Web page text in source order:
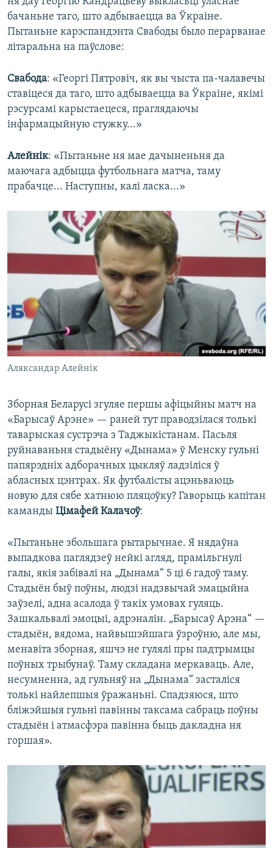
бачаньне таго, што адбываецца ва Ўкраіне.
Пытаньне карэспандэнта Свабоды было перарванае
літаральна на паўслове:
Свабода: «Георгі Пятровіч, як вы чыста па-чалавечы
ставіцеся да таго, што адбываецца ва Ўкраіне, якімі
рэсурсамі карыстаецеся, праглядаючы
інфармацыйную стужку...»
Алейнік: «Пытаньне ня мае дачыненьня да
маючага адбыцца футбольнага матча, таму
прабачце... Наступны, калі ласка...»
Аляксандар Алейнік
Зборная Беларусі згуляе першы афіцыйны матч на
«Барысаў Арэне» — раней тут праводзілася толькі
таварыская сустрэча з Таджыкістанам. Пасьля
руйнаваньня стадыёну «Дынама» ў Менску гульні
папярэдніх адборачных цыкляў ладзіліся ў
абласных цэнтрах. Як футбалісты ацэньваюць
новую для сябе хатнюю пляцоўку? Гаворыць капітан
каманды Цімафей Калачоў:
«Пытаньне збольшага рытарычнае. Я нядаўна
выпадкова паглядзеў нейкі агляд, прамільгнулі
галы, якія забівалі на „Дынама“ 5 ці 6 гадоў таму.
Стадыён быў поўны, людзі надзвычай эмацыйна
заўзелі, адна асалода ў такіх умовах гуляць.
Зашкальвалі эмоцыі, адрэналін. „Барысаў Арэна“ —
стадыён, вядома, найвышэйшага ўзроўню, але мы,
менавіта зборная, яшчэ не гулялі пры падтрымцы
поўных трыбунаў. Таму складана меркаваць. Але,
несумненна, ад гульняў на „Дынама“ засталіся
толькі найлепшыя ўражаньні. Спадзяюся, што
бліжэйшыя гульні павінны таксама сабраць поўны
стадыён і атмасфэра павінна быць дакладна ня
горшая».